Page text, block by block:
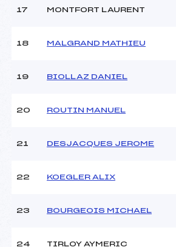
17 MONTFORT LAURENT
18 MALGRAND MATHIEU
19 BIOLLAZ DANIEL
20 ROUTIN MANUEL
21 DESJACQUES JEROME
22 KOEGLER ALIX
23 BOURGEOIS MICHAEL
24 TIRLOY AYMERIC